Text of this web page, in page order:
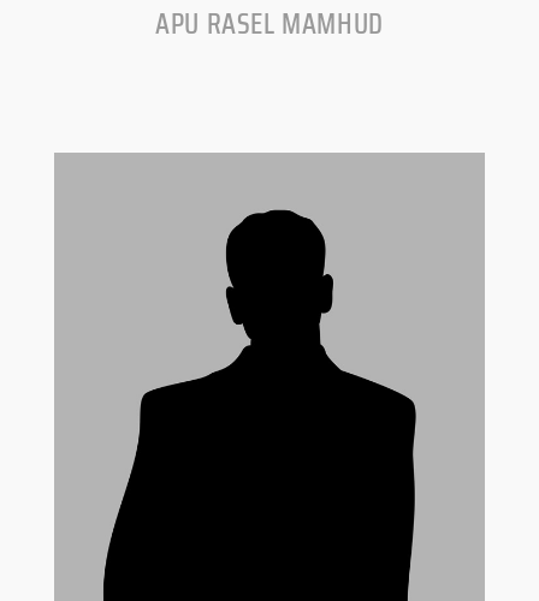
APU RASEL MAMHUD